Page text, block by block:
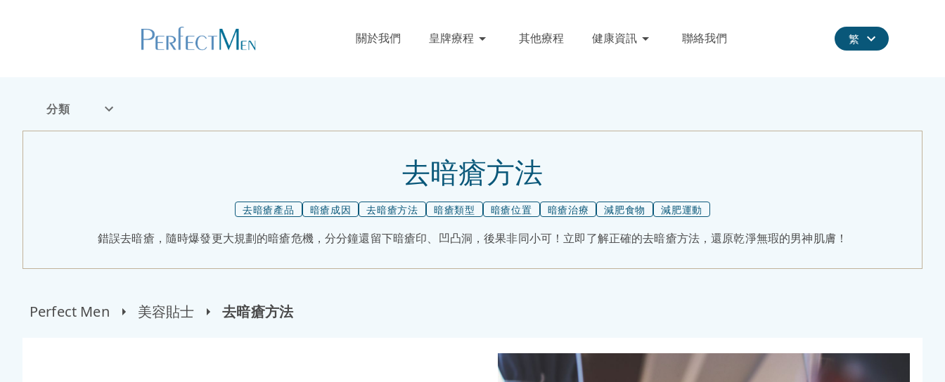
分類
關於我們 皇牌療程 其他療程 健康資訊 聯絡我們 繁
去暗瘡方法
去暗瘡產品 暗瘡成因 去暗瘡方法 暗瘡類型 暗瘡位置 暗瘡治療 減肥食物 減肥運動
錯誤去暗瘡，隨時爆發更大規劃的暗瘡危機，分分鐘還留下暗瘡印、凹凸洞，後果非同小可！立即了解正確的去暗瘡方法，還原乾淨無瑕的男神肌膚！
Perfect Men 美容貼士 去暗瘡方法